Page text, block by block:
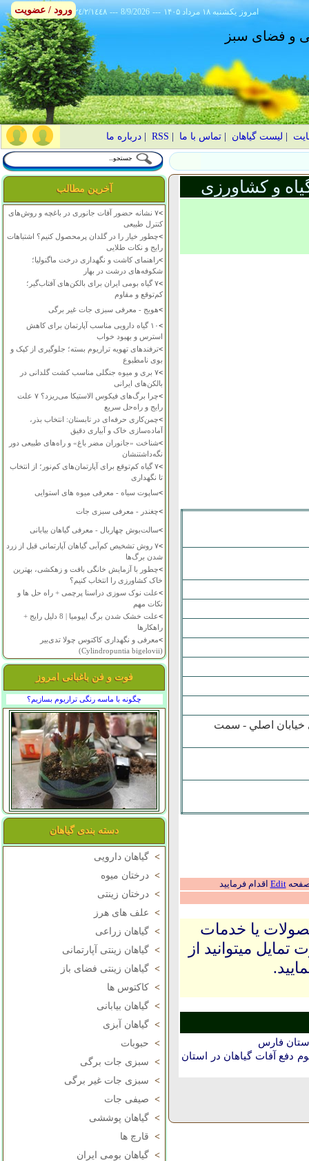
٢٤/٢/١٤٤٨ --- 8/9/2026 --- ۱۴۰۵ يکشنبه ۱۸ مرداد امروز
و فضای سبز
لیست گیاهان |تماس با ما RSS
|درباره ما
آخرین مطالب
>
۷ نشانه حضور آفات جانوری در باغچه و روش‌های
کنترل طبیعی
>چطور خیار را در گلدان پرمحصول کنیم؟ اشتباهات
رایج و نکات طلایی
>راهنمای کاشت و نگهداری درخت ماگنولیا؛
شکوفه‌های درشت در بهار
>
۷ گیاه بومی ایران برای بالکن‌های آفتاب‌گیر؛
کم‌توقع و مقاوم
>هویج - معرفی سبزی جات غیر برگی
>
۱۰ گیاه دارویی مناسب آپارتمان برای کاهش
استرس و بهبود خواب
>ترفندهای تهویه تراریوم بسته؛ جلوگیری از کپک و
بوی نامطبوع
>
۷ بری و میوه جنگلی مناسب کشت گلدانی در
بالکن‌های ایرانی
>
چرا برگ‌های فیکوس الاستیکا می‌ریزد؟ ۷ علت
رایج و راه‌حل سریع
>چمن‌کاری حرفه‌ای در تابستان: انتخاب بذر،
آماده‌سازی خاک و آبیاری دقیق
>شناخت «جانوران مضر باغ» و راه‌های طبیعی دور
نگه‌داشتنشان
>
۷ گیاه کم‌توقع برای آپارتمان‌های کم‌نور؛ از انتخاب
تا نگهداری
>ساپوت سیاه - معرفی میوه های استوایی
>چغندر - معرفی سبزی جات
>سالت‌بوش چهاربال - معرفی گیاهان بیابانی
>
۷ روش تشخیص کم‌آبی گیاهان آپارتمانی قبل از زرد
شدن برگ‌ها
>چطور با آزمایش خانگی بافت و زهکشی، بهترین
خاک کشاورزی را انتخاب کنیم؟
>علت نوک سوزی دراسنا پرچمی + راه حل ها و
نکات مهم
>
علت خشک شدن برگ ایپومیا | 8 دلیل رایج +
راهکارها
>معرفی و نگهداری کاکتوس چولا تدی‌بیر
(Cylindropuntia bigelovii)
فوت و فن باغبانی امروز
چگونه با ماسه رنگی تراریوم بسازیم؟
دسته بندی گیاهان
> گیاهان دارویی
> درختان میوه
> درختان زینتی
> علف های هرز
> گیاهان زراعی
> گیاهان زینتی آپارتمانی
> گیاهان زینتی فضای باز
> کاکتوس ها
> گیاهان بیابانی
> گیاهان آبزی
> حبوبات
> سبزی جات برگی
> سبزی جات غیر برگی
> صیفی جات
> گیاهان پوششی
> قارچ ها
> گیاهان بومی ایران
و کشاورزی
خيابان اصلي - سمت
صفحهEdit اقدام فرمایید
یا خدمات
میتوانید از
فارس
آفات گیاهان در استان
ورود / عضویت